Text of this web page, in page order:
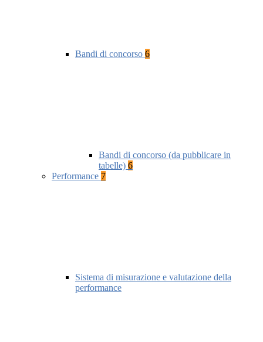
Bandi di concorso 6
Bandi di concorso (da pubblicare in
tabelle) 6
Performance 7
Sistema di misurazione e valutazione della
performance